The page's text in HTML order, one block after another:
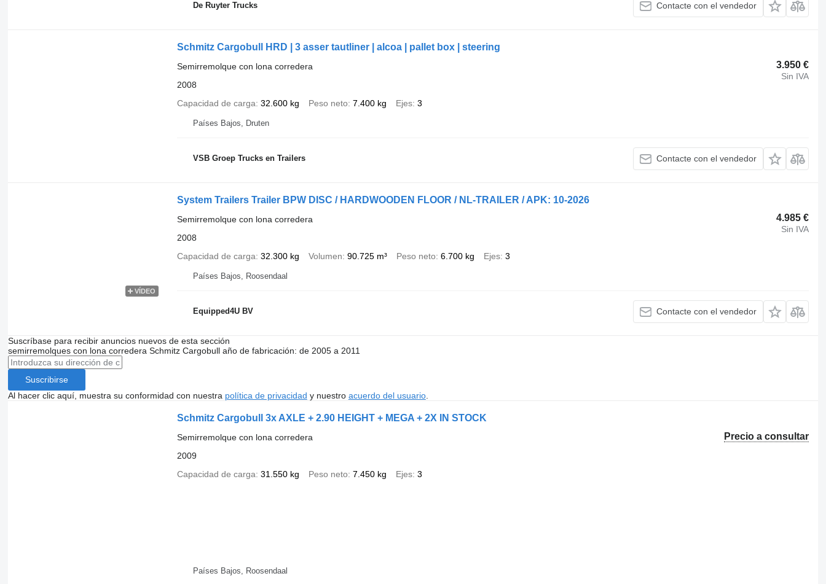
De Ruyter Trucks Contacte con el vendedor
Schmitz Cargobull HRD | 3 asser tautliner | alcoa | pallet box | steering
3.950 €
Sin IVA
Semirremolque con lona corredera
2008
Capacidad de carga 32.600 kg Peso neto 7.400 kg Ejes 3
Países Bajos, Druten
VSB Groep Trucks en Trailers Contacte con el vendedor
VÍDEO
System Trailers Trailer BPW DISC / HARDWOODEN FLOOR / NL-TRAILER / APK: 10-2026
4.985 €
Sin IVA
Semirremolque con lona corredera
2008
Capacidad de carga 32.300 kg Volumen 90.725 m³ Peso neto 6.700 kg Ejes 3
Países Bajos, Roosendaal
Equipped4U BV Contacte con el vendedor
Suscríbase para recibir anuncios nuevos de esta sección
semirremolques con lona corredera Schmitz Cargobull año de fabricación: de 2005 a 2011
Suscribirse
Al hacer clic aquí, muestra su conformidad con nuestra política de privacidad y nuestro acuerdo del usuario.
Schmitz Cargobull 3x AXLE + 2.90 HEIGHT + MEGA + 2X IN STOCK
Precio a consultar
Semirremolque con lona corredera
2009
Capacidad de carga 31.550 kg Peso neto 7.450 kg Ejes 3
Países Bajos, Roosendaal